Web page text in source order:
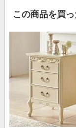
この商品を買